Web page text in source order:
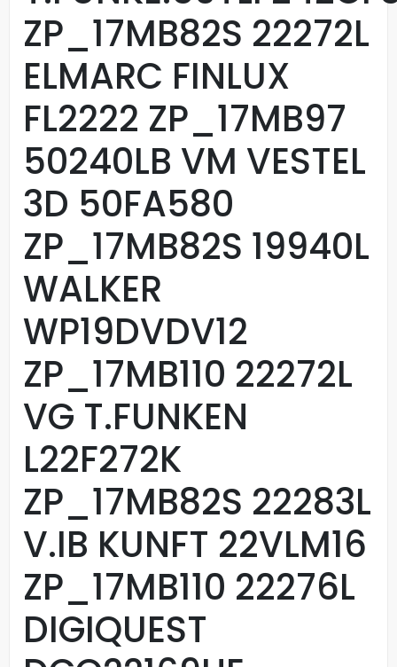
ZP_17MB82S 22272L
ELMARC FINLUX
FL2222 ZP_17MB97
50240LB VM VESTEL
3D 50FA580
ZP_17MB82S 19940L
WALKER
WP19DVDV12
ZP_17MB110 22272L
VG T.FUNKEN
L22F272K
ZP_17MB82S 22283L
V.IB KUNFT 22VLM16
ZP_17MB110 22276L
DIGIQUEST